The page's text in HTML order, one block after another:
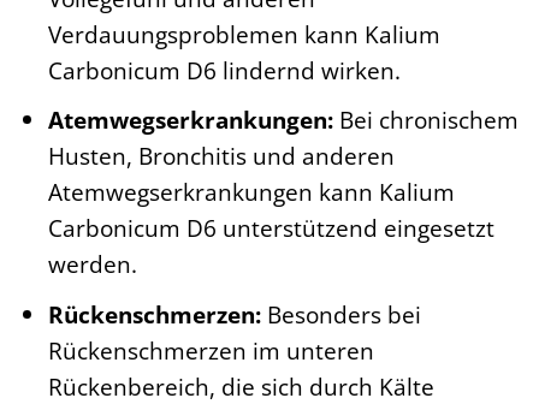
Verdauungsproblemen kann Kalium
Carbonicum D6 lindernd wirken.
Atemwegserkrankungen:Bei chronischem
Husten, Bronchitis und anderen
Atemwegserkrankungen kann Kalium
Carbonicum D6 unterstützend eingesetzt
werden.
Rückenschmerzen:Besonders bei
Rückenschmerzen im unteren
Rückenbereich, die sich durch Kälte